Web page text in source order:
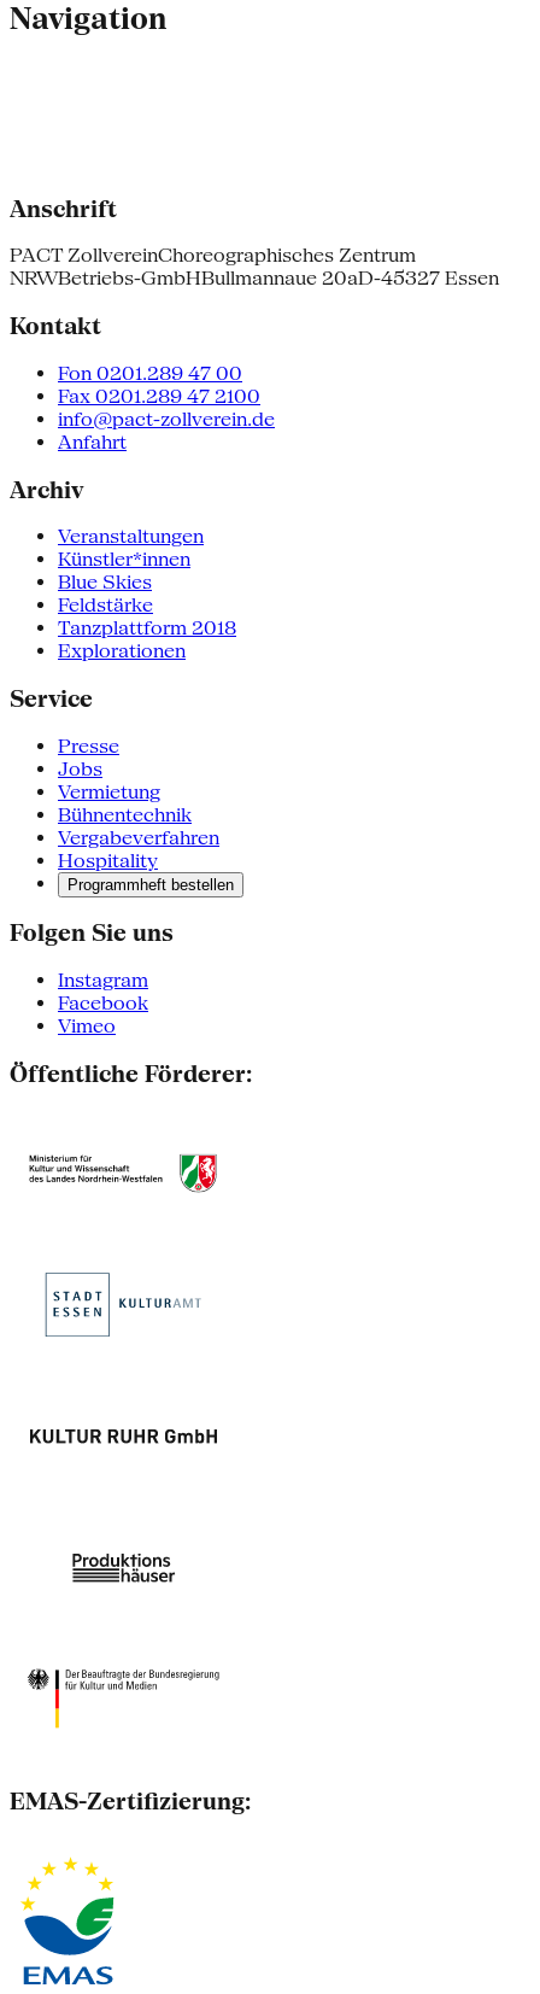
Navigation
Anschrift
PACT ZollvereinChoreographisches Zentrum
NRWBetriebs-GmbHBullmannaue 20aD-45327 Essen
Kontakt
Fon 0201.289 47 00
Fax 0201.289 47 2100
info@pact-zollverein.de
Anfahrt
Archiv
Veranstaltungen
Künstler*innen
Blue Skies
Feldstärke
Tanzplattform 2018
Explorationen
Service
Presse
Jobs
Vermietung
Bühnentechnik
Vergabeverfahren
Hospitality
Programmheft bestellen
Folgen Sie uns
Instagram
Facebook
Vimeo
Öffentliche Förderer:
EMAS-Zertifizierung: